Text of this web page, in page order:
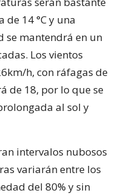
14 °C y una
se mantendrá en un
Los vientos
h, con ráfagas de
de 18, por lo que se
al sol y
intervalos nubosos
variarán entre los
del 80% y sin